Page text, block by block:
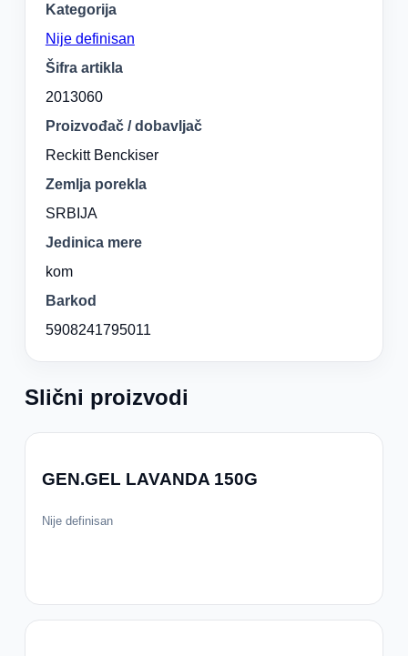
Kategorija
Nije definisan
Šifra artikla
2013060
Proizvođač / dobavljač
Reckitt Benckiser
Zemlja porekla
SRBIJA
Jedinica mere
kom
Barkod
5908241795011
Slični proizvodi
GEN.GEL LAVANDA 150G
Nije definisan